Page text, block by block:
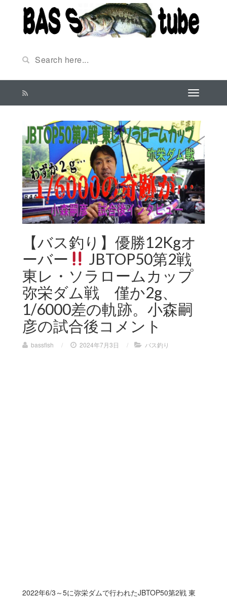
【バス釣り】優勝12Kgオ
ーバー
JBTOP50第2戦
東レ・ソラロームカップ
弥栄ダム戦 僅か2g、
1/6000差の軌跡。小森嗣
彦の試合後コメント
bassfish / 2024年7月3日 / バス釣り
2022年6/3～5に弥栄ダムで行われたJBTOP50第2戦 東